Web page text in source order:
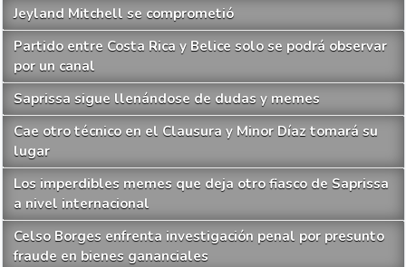
Jeyland Mitchell se comprometió
Partido entre Costa Rica y Belice solo se podrá observar
por un canal
Saprissa sigue llenándose de dudas y memes
Cae otro técnico en el Clausura y Minor Díaz tomará su
lugar
Los imperdibles memes que deja otro fiasco de Saprissa
a nivel internacional
Celso Borges enfrenta investigación penal por presunto
fraude en bienes gananciales